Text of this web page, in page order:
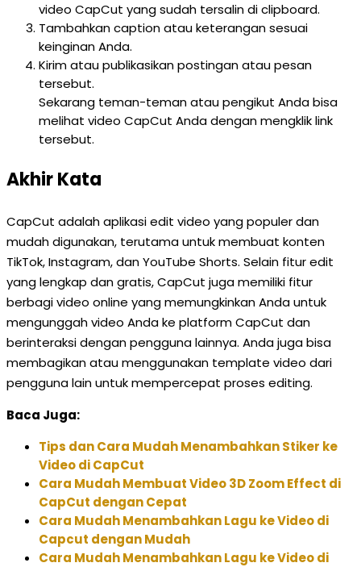
video CapCut yang sudah tersalin di clipboard.
Tambahkan caption atau keterangan sesuai
keinginan Anda.
Kirim atau publikasikan postingan atau pesan
tersebut.
Sekarang teman-teman atau pengikut Anda bisa
melihat video CapCut Anda dengan mengklik link
tersebut.
Akhir Kata
CapCut adalah aplikasi edit video yang populer dan
mudah digunakan, terutama untuk membuat konten
TikTok, Instagram, dan YouTube Shorts. Selain fitur edit
yang lengkap dan gratis, CapCut juga memiliki fitur
berbagi video online yang memungkinkan Anda untuk
mengunggah video Anda ke platform CapCut dan
berinteraksi dengan pengguna lainnya. Anda juga bisa
membagikan atau menggunakan template video dari
pengguna lain untuk mempercepat proses editing.
Baca Juga:
Tips dan Cara Mudah Menambahkan Stiker ke
Video di CapCut
Cara Mudah Membuat Video 3D Zoom Effect di
CapCut dengan Cepat
Cara Mudah Menambahkan Lagu ke Video di
Capcut dengan Mudah
Cara Mudah Menambahkan Lagu ke Video di